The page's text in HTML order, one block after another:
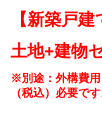
【新築戸建
土地+建物
※別途：外構費用
（税込）必要です